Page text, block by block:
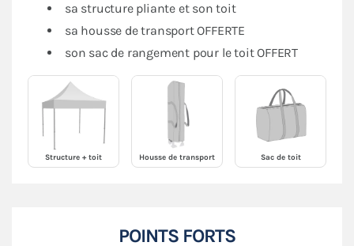
sa structure pliante et son toit
sa housse de transport OFFERTE
son sac de rangement pour le toit OFFERT
Structure + toit Housse de transport Sac de toit
POINTS FORTS